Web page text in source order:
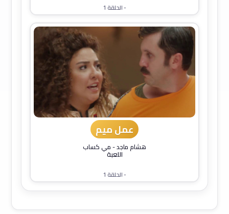
- الحلقة 1
عمل ميم
هشام ماجد-مي كساب
اللعبة
- الحلقة 1